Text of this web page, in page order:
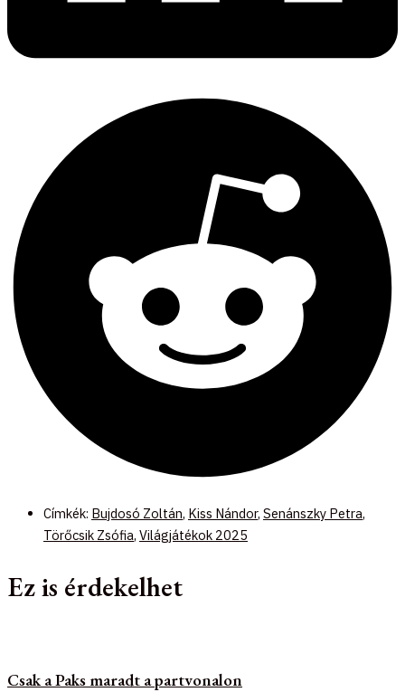
Címkék: Bujdosó Zoltán, Kiss Nándor, Senánszky Petra,
Törőcsik Zsófia, Világjátékok 2025
Ez is érdekelhet
Csak a Paks maradt a partvonalon